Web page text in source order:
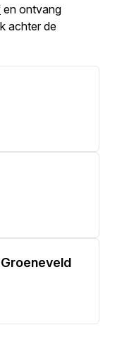
en ontvang
achter de